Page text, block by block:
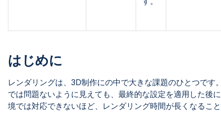
はじめに
レンダリングは、3D制作にの中で大きな課題のひとつです
では問題ないように見えても、最終的な設定を適用した後
境では対応できないほど、レンダリング時間が長くなるこ